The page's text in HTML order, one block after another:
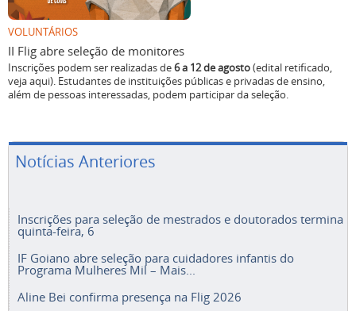
VOLUNTÁRIOS
II Flig abre seleção de monitores
Inscrições podem ser realizadas de6 a 12 de agosto
veja aqui). Estudantes de instituições públicas e privadas de ensino,
além de pessoas interessadas, podem participar da seleção.
Notícias Anteriores
quinta-feira, 6
IF Goiano abre seleção para cuidadores infantis do
Programa Mulheres Mil – Mais...
Aline Bei confirma presença na Flig 2026